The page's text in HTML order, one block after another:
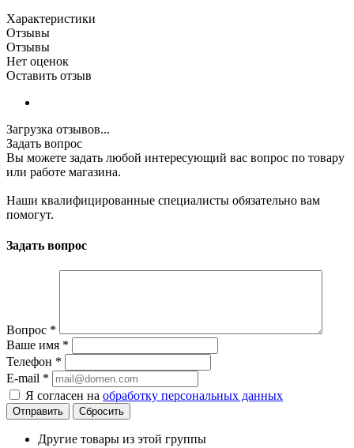
Характеристики
Отзывы
Отзывы
Нет оценок
Оставить отзыв
Загрузка отзывов...
Задать вопрос
Вы можете задать любой интересующий вас вопрос по товару
или работе магазина.
Наши квалифицированные специалисты обязательно вам
помогут.
Задать вопрос
Вопрос *
Ваше имя *
Телефон *
E-mail *
Я согласен на обработку персональных данных
Сбросить
Другие товары из этой группы